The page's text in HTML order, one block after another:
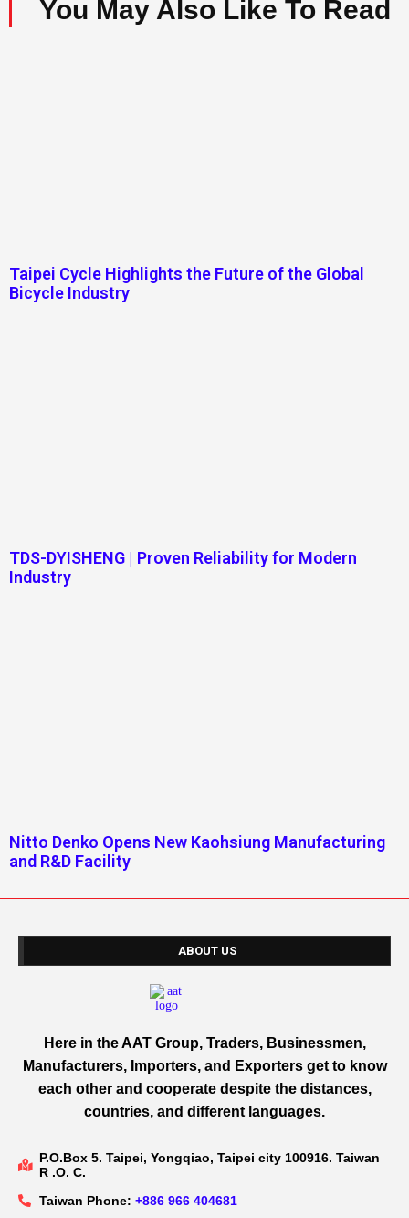
You May Also Like To Read
Taipei Cycle Highlights the Future of the Global
Bicycle Industry
TDS-DYISHENG | Proven Reliability for Modern
Industry
Nitto Denko Opens New Kaohsiung Manufacturing
and R&D Facility
ABOUT US
Here in the AAT Group, Traders, Businessmen,
Manufacturers, Importers, and Exporters get to know
each other and cooperate despite the distances,
countries, and different languages.
P.O.Box 5. Taipei, Yongqiao, Taipei city 100916. Taiwan
R .O. C.
Taiwan Phone: +886 966 404681